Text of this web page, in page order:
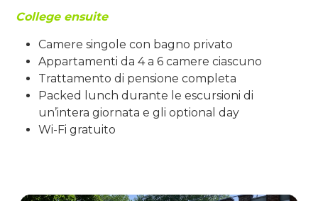
College ensuite
Camere singole con bagno privato
Appartamenti da 4 a 6 camere ciascuno
Trattamento di pensione completa
Packed lunch durante le escursioni di
un’intera giornata e gli optional day
Wi-Fi gratuito